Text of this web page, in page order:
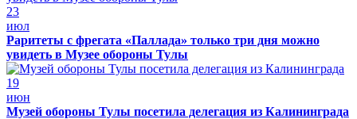
23
июл
Раритеты с фрегата «Паллада» только три дня можно
увидеть в Музее обороны Тулы
19
июн
Музей обороны Тулы посетила делегация из Калининграда